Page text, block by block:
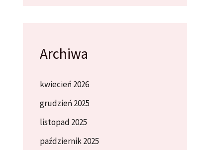
Archiwa
kwiecień 2026
grudzień 2025
listopad 2025
październik 2025